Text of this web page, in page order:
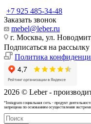
+7 925 485-34-48
Заказать звонок
mebel@leber.ru
г. Москва, ул.
Подписаться на рассылку
Политика
2026 © Leber -
*Instagram cоциальная сеть - продукт
запрещена по основаниям осуществления